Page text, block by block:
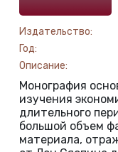
Издательство:
Год:
Описание:
Монография
изучения
длительного
большой объем
материала,